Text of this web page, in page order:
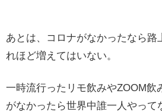
あとは、コロナがなかったなら路
れほど増えてはいない。
一時流行ったリモ飲みやZOOM飲
がなかったら世界中誰一人やって